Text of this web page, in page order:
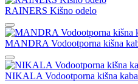
RAINERS Kišno odelo
MANDRA Vodootporna kišna
NIKALA Vodootporna kišna